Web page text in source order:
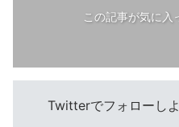
この記事が気に入
Twitterでフォローし